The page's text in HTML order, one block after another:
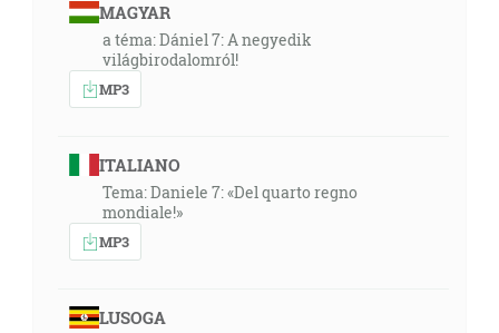
MAGYAR
a téma: Dániel 7: A negyedik
világbirodalomról!
MP3
ITALIANO
Tema: Daniele 7: «Del quarto regno
mondiale!»
MP3
LUSOGA